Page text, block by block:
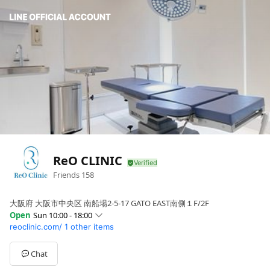
ReO CLINIC
Friends 158
大阪府 大阪市中央区 南船場2-5-17 GATO EAST南側１F/2F
Open Sun 10:00 - 18:00
Sun10:00 - 18:00
MonClosed
TueClosed
Wed10:00 - 18:00
reoclinic.com/ 1 other items
Chat